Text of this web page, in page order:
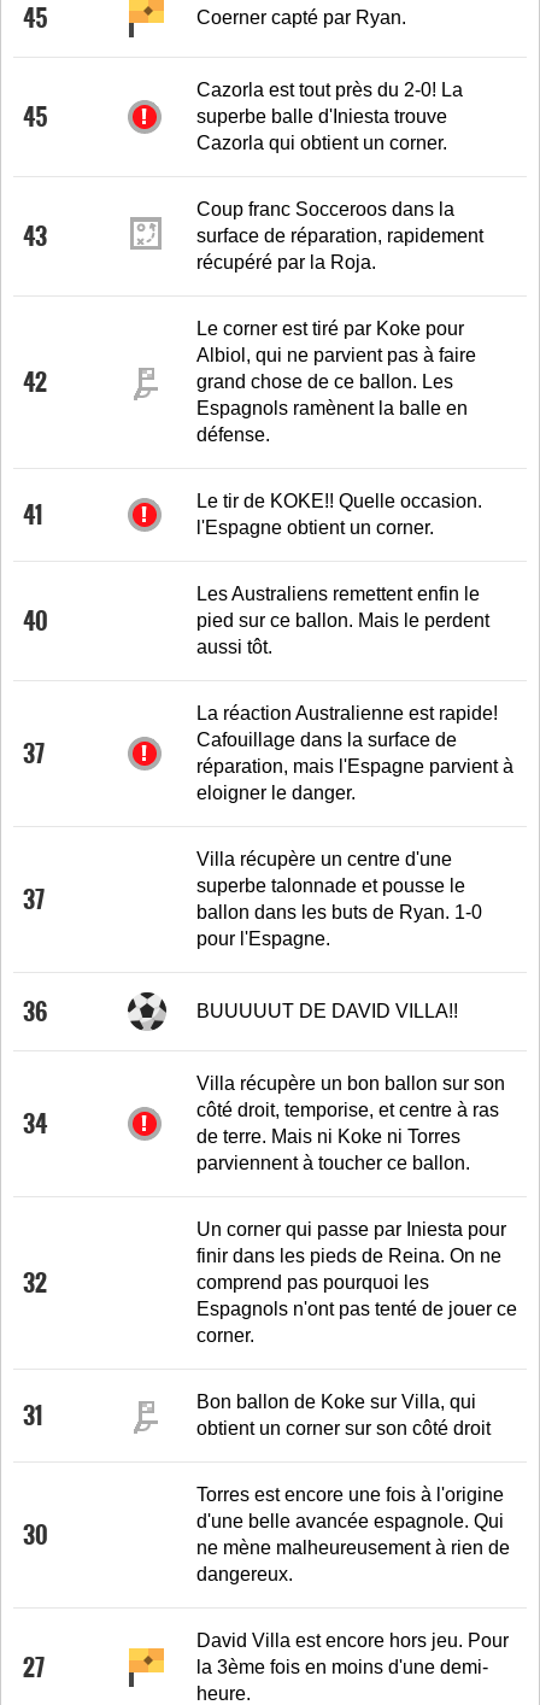
45 Coerner capté par Ryan.
45
Cazorla est tout près du 2-0! La
superbe balle d'Iniesta trouve
Cazorla qui obtient un corner.
43
Coup franc Socceroos dans la
surface de réparation, rapidement
récupéré par la Roja.
42
Le corner est tiré par Koke pour
Albiol, qui ne parvient pas à faire
grand chose de ce ballon. Les
Espagnols ramènent la balle en
défense.
41
Le tir de KOKE!! Quelle occasion.
l'Espagne obtient un corner.
40
Les Australiens remettent enfin le
pied sur ce ballon. Mais le perdent
aussi tôt.
37
La réaction Australienne est rapide!
Cafouillage dans la surface de
réparation, mais l'Espagne parvient à
eloigner le danger.
37
Villa récupère un centre d'une
superbe talonnade et pousse le
ballon dans les buts de Ryan. 1-0
pour l'Espagne.
36 BUUUUUT DE DAVID VILLA!!
34
Villa récupère un bon ballon sur son
côté droit, temporise, et centre à ras
de terre. Mais ni Koke ni Torres
parviennent à toucher ce ballon.
32
Un corner qui passe par Iniesta pour
finir dans les pieds de Reina. On ne
comprend pas pourquoi les
Espagnols n'ont pas tenté de jouer ce
corner.
31
Bon ballon de Koke sur Villa, qui
obtient un corner sur son côté droit
30
Torres est encore une fois à l'origine
d'une belle avancée espagnole. Qui
ne mène malheureusement à rien de
dangereux.
27
David Villa est encore hors jeu. Pour
la 3ème fois en moins d'une demi-
heure.